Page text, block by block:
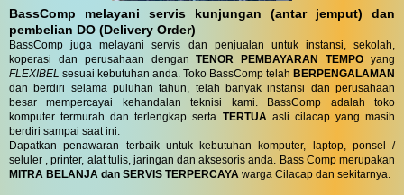
BassComp melayani servis kunjungan (antar jemput) dan
pembelian DO (Delivery Order)
BassComp juga melayani servis dan penjualan untuk instansi, sekolah,
koperasi dan perusahaan denganTENOR PEMBAYARAN TEMPO yang
FLEXIBEL sesuai kebutuhan anda. Toko BassComp telah BERPENGALAMAN
dan berdiri selama puluhan tahun, telah banyak instansi dan perusahaan
besar mempercayai kehandalan teknisi kami. BassComp adalah toko
komputer termurah dan terlengkap serta TERTUAasli cilacap yang masih
berdiri sampai saat ini.
Dapatkan penawaran terbaik untuk kebutuhan komputer, laptop, ponsel /
seluler , printer, alat tulis, jaringan dan aksesoris anda. Bass Comp merupakan
MITRA BELANJA dan SERVIS TERPERCAYA warga Cilacap dan sekitarnya.